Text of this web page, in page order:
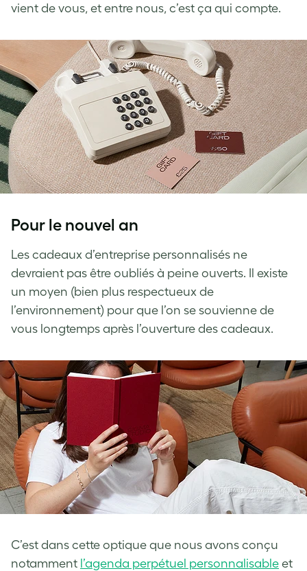
vient de vous, et entre nous, c’est ça qui compte.
Pour le nouvel an
Les cadeaux d’entreprise personnalisés ne
devraient pas être oubliés à peine ouverts. Il existe
un moyen (bien plus respectueux de
l’environnement) pour que l’on se souvienne de
vous longtemps après l’ouverture des cadeaux.
C’est dans cette optique que nous avons conçu
notamment l’agenda perpétuel personnalisable et